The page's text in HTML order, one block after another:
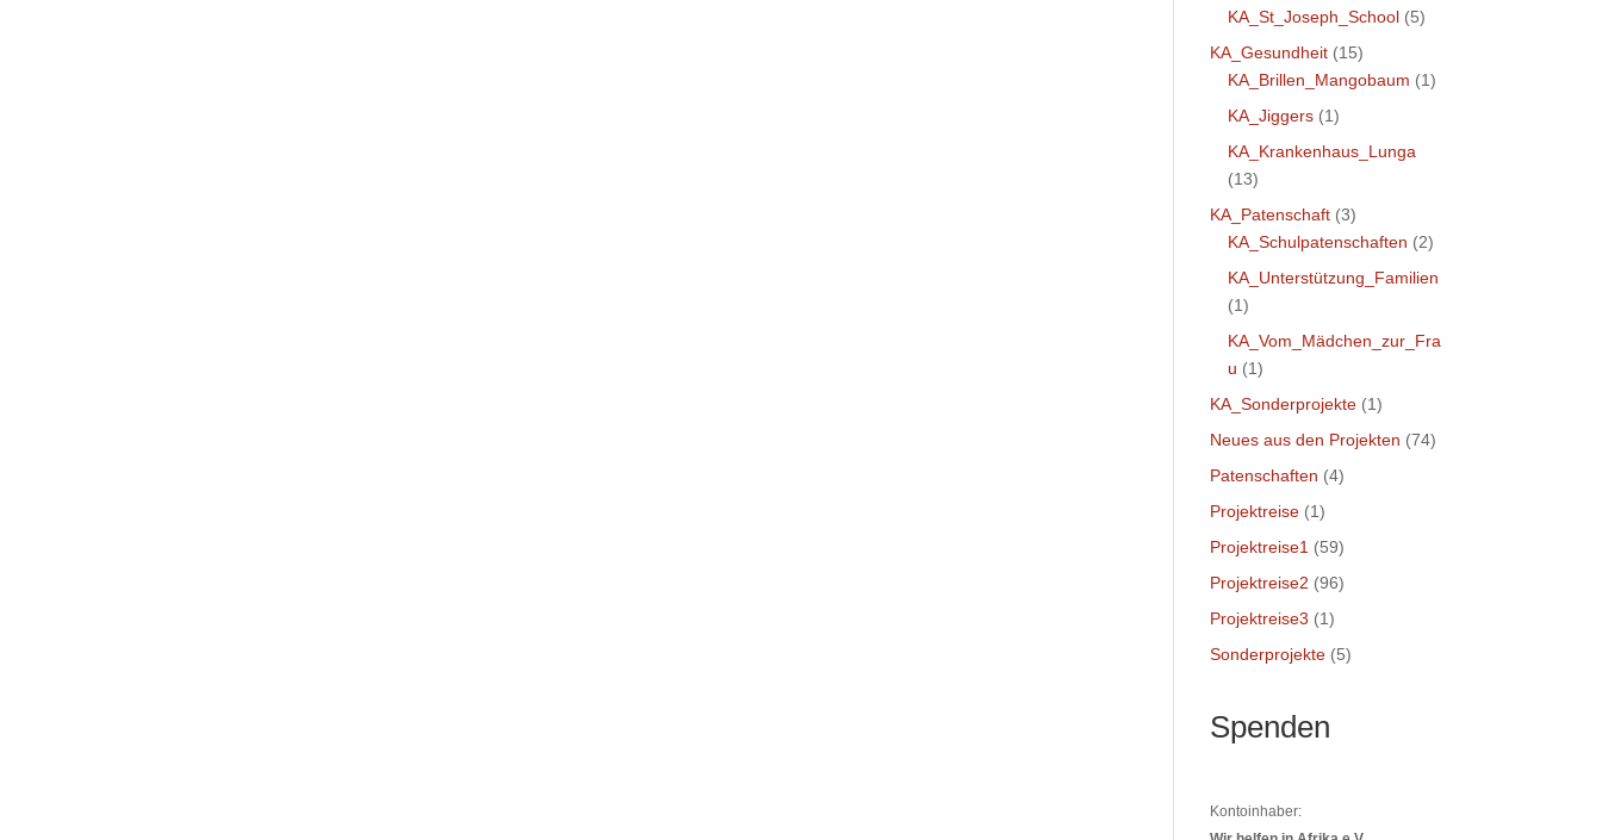
KA_St_Joseph_School (5)
KA_Gesundheit (15)
KA_Brillen_Mangobaum (1)
KA_Jiggers (1)
KA_Krankenhaus_Lunga
(13)
KA_Patenschaft (3)
KA_Schulpatenschaften (2)
KA_Unterstützung_Familien
(1)
KA_Vom_Mädchen_zur_Fra
u (1)
KA_Sonderprojekte (1)
Neues aus den Projekten (74)
Patenschaften (4)
Projektreise (1)
Projektreise1 (59)
Projektreise2 (96)
Projektreise3 (1)
Sonderprojekte (5)
Spenden
Kontoinhaber: